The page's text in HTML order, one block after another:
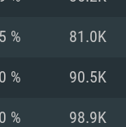
% 81.0K
% 90.5K
% 98.9K